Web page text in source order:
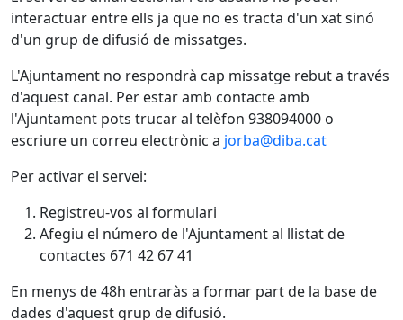
interactuar entre ells ja que no es tracta d'un xat sinó
d'un grup de difusió de missatges.
L'Ajuntament no respondrà cap missatge rebut a través
d'aquest canal. Per estar amb contacte amb
l'Ajuntament pots trucar al telèfon 938094000 o
escriure un correu electrònic a jorba@diba.cat
Per activar el servei:
Registreu-vos al formulari
Afegiu el número de l'Ajuntament al llistat de
contactes 671 42 67 41
En menys de 48h entraràs a formar part de la base de
dades d'aquest grup de difusió.